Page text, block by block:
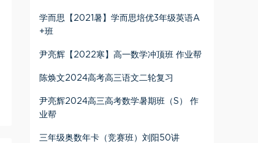
学而思【2021暑】学而思培优3年级英语A
+班
尹亮辉【2022寒】高一数学冲顶班 作业帮
陈焕文2024高考高三语文二轮复习
尹亮辉2024高三高考数学暑期班（S） 作
业帮
三年级奥数年卡（竞赛班）刘阳50讲